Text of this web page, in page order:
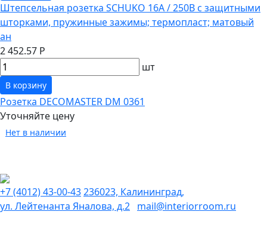
Штепсельная розетка SCHUKO 16А / 250В с защитными
шторками, пружинные зажимы; термопласт; матовый
ан
2 452.57 Р
шт
В корзину
Розетка DECOMASTER DM 0361
Уточняйте цену
Нет в наличии
+7 (4012) 43-00-43236023, Калининград,
ул. Лейтенанта Яналова, д.2 mail@interiorroom.ru